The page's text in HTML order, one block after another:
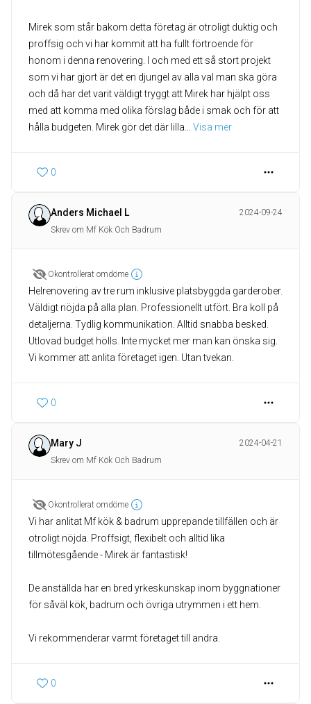
Mirek som står bakom detta företag är otroligt duktig och
proffsig och vi har kommit att ha fullt förtroende för
honom i denna renovering. I och med ett så stort projekt
som vi har gjort är det en djungel av alla val man ska göra
och då har det varit väldigt tryggt att Mirek har hjälpt oss
med att komma med olika förslag både i smak och för att
hålla budgeten. Mirek gör det där lilla
Visa mer
0
Anders Michael L
2024-09-24
Skrev om Mf Kök Och Badrum
Okontrollerat omdöme
Helrenovering av tre rum inklusive platsbyggda garderober.
Väldigt nöjda på alla plan. Professionellt utfört. Bra koll på
detaljerna. Tydlig kommunikation. Alltid snabba besked.
Utlovad budget hölls. Inte mycket mer man kan önska sig.
0
Mary J
2024-04-21
Skrev om Mf Kök Och Badrum
Okontrollerat omdöme
Vi har anlitat Mf kök & badrum upprepande tillfällen och är
otroligt nöjda. Proffsigt, flexibelt och alltid lika
tillmötesgående - Mirek är fantastisk!
De anställda har en bred yrkeskunskap inom byggnationer
för såväl kök, badrum och övriga utrymmen i ett hem.
Vi rekommenderar varmt företaget till andra.
0